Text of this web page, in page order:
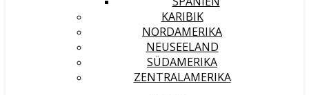
KARIBIK
NORDAMERIKA
NEUSEELAND
SÜDAMERIKA
ZENTRALAMERIKA